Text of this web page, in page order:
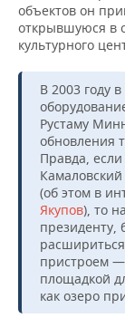
объектов он
открывшуюся в
культурного
В 2003 году
Рустаму
обновления
Правда,
(об этом в
Якупов), то
президенту,
пристроем
площадкой
как озеро